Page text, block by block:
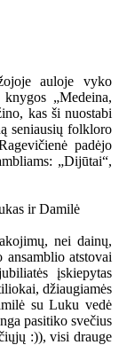
auloje vyko
„Medeina,
kas ši nuostabi
seniausių folkloro
padėjo
„Dijūtai“,
nei dainų,
atstovai
įskiepytas
džiaugiamės
su Luku vedė
pasitiko svečius
:)), visi drauge